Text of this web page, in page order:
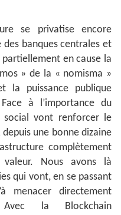
se privatise encore
des banques centrales et
en cause la
» de la « nomisma »
la puissance publique
à l’importance du
social vont renforcer le
une bonne dizaine
complètement
Nous avons là
qui vont, en se passant
menacer directement
Avec la Blockchain